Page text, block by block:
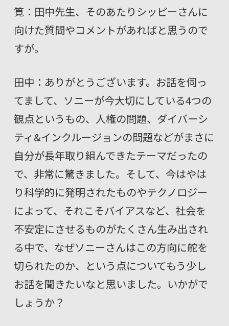
筧：田中先生、そのあたりシッピーさんに
向けた質問やコメントがあればと思うので
すが。
田中：ありがとうございます。お話を伺っ
てまして、ソニーが今大切にしている4つの
観点というもの、人権の問題、ダイバーシ
ティ&インクルージョンの問題などがまさに
自分が長年取り組んできたテーマだったの
で、非常に驚きました。そして、今はやは
り科学的に発明されたものやテクノロジー
によって、それこそバイアスなど、社会を
不安定にさせるものがたくさん生み出され
る中で、なぜソニーさんはこの方向に舵を
切られたのか、という点についてもう少し
お話を聞きたいなと思いました。いかがで
しょうか？